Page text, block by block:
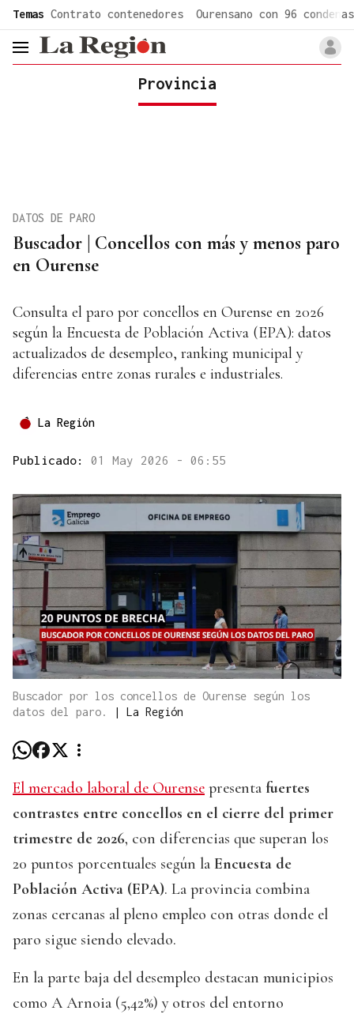
Temas Contrato contenedores Ourensano con 96 condenas
header.menu.open
Provincia
Buscador | Concellos con más y menos paro
en Ourense
DATOS DE PARO
Consulta el paro por concellos en Ourense en 2026
según la Encuesta de Población Activa (EPA): datos
actualizados de desempleo, ranking municipal y
diferencias entre zonas rurales e industriales.
La Región
Publicado: 01 May 2026 - 06:55
Buscador por los concellos de Ourense según los
datos del paro.
| La Región
El mercado laboral de Ourense presenta fuertes
contrastes entre concellos en el cierre del primer
trimestre de 2026, con diferencias que superan los
20 puntos porcentuales según la Encuesta de
Población Activa (EPA). La provincia combina
zonas cercanas al pleno empleo con otras donde el
paro sigue siendo elevado.
En la parte baja del desempleo destacan municipios
como A Arnoia (5,42%) y otros del entorno